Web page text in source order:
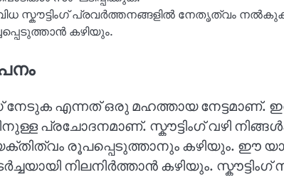
സ്കൗട്ടിംഗ് പ്രവർത്തനങ്ങളിൽ നേതൃത്വം
കഴിയും.
നേടുക എന്നത് ഒരു മഹത്തായ നേട്ടമാണ്.
പ്രചോദനമാണ്. സ്കൗട്ടിംഗ് വഴി
രൂപപ്പെടുത്താനും കഴിയും. ഈ
നിലനിർത്താൻ കഴിയും.